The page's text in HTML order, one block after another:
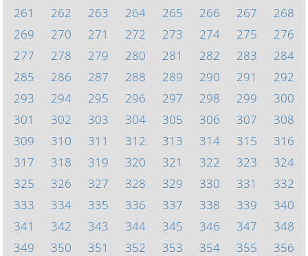
261
262 263 264 265 266 267
268
269
270 271 272 273 274 275
276
277
278 279 280 281 282 283
284
285
286 287 288 289 290 291
292
293
294 295 296 297 298 299
300
301
302 303 304 305 306 307
308
309
310 311 312 313 314 315
316
317
318 319 320 321 322 323
324
325
326 327 328 329 330 331
332
333
334 335 336 337 338 339
340
341
342 343 344 345 346 347
348
349
350 351 352 353 354 355 356